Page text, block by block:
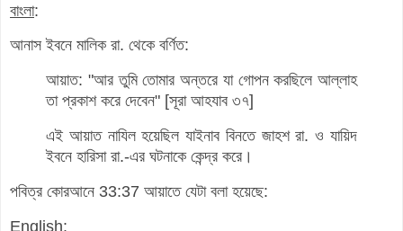
বাংলা:
আনাস ইবনে মালিক রা. থেকে বর্ণিত:
আয়াত: "আর তুমি তোমার অন্তরে যা গোপন করছিলে আল্লাহ
তা প্রকাশ করে দেবেন" [সূরা আহযাব ৩৭]
এই আয়াত নাযিল হয়েছিল যাইনাব বিনতে জাহশ রা. ও যায়িদ
ইবনে হারিসা রা.-এর ঘটনাকে কেন্দ্র করে।
পবিত্র কোরআনে 33:37 আয়াতে যেটা বলা হয়েছে:
English: